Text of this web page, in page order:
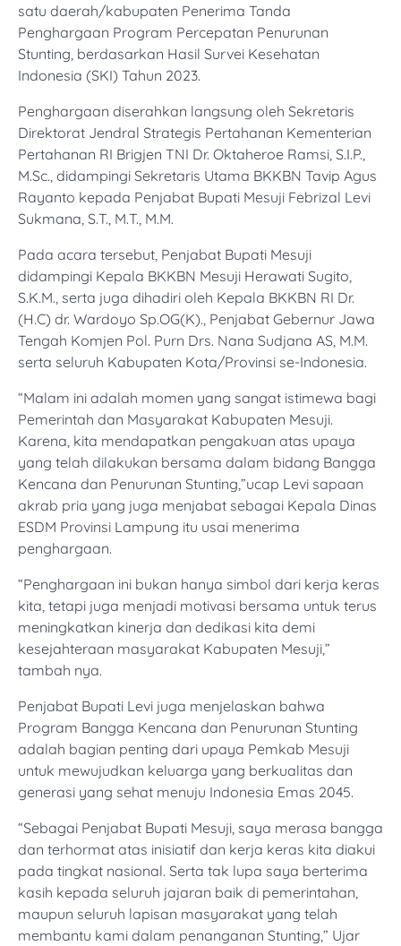
satu daerah/kabupaten Penerima Tanda
Penghargaan Program Percepatan Penurunan
Stunting, berdasarkan Hasil Survei Kesehatan
Indonesia (SKI) Tahun 2023.
Penghargaan diserahkan langsung oleh Sekretaris
Direktorat Jendral Strategis Pertahanan Kementerian
Pertahanan RI Brigjen TNI Dr. Oktaheroe Ramsi, S.I.P.,
M.Sc., didampingi Sekretaris Utama BKKBN Tavip Agus
Rayanto kepada Penjabat Bupati Mesuji Febrizal Levi
Sukmana, S.T., M.T., M.M.
Pada acara tersebut, Penjabat Bupati Mesuji
didampingi Kepala BKKBN Mesuji Herawati Sugito,
S.K.M., serta juga dihadiri oleh Kepala BKKBN RI Dr.
(H.C) dr. Wardoyo Sp.OG(K)., Penjabat Gebernur Jawa
Tengah Komjen Pol. Purn Drs. Nana Sudjana AS, M.M.
serta seluruh Kabupaten Kota/Provinsi se-Indonesia.
“Malam ini adalah momen yang sangat istimewa bagi
Pemerintah dan Masyarakat Kabupaten Mesuji.
Karena, kita mendapatkan pengakuan atas upaya
yang telah dilakukan bersama dalam bidang Bangga
Kencana dan Penurunan Stunting,”ucap Levi sapaan
akrab pria yang juga menjabat sebagai Kepala Dinas
ESDM Provinsi Lampung itu usai menerima
penghargaan.
“Penghargaan ini bukan hanya simbol dari kerja keras
kita, tetapi juga menjadi motivasi bersama untuk terus
meningkatkan kinerja dan dedikasi kita demi
kesejahteraan masyarakat Kabupaten Mesuji,”
tambah nya.
Penjabat Bupati Levi juga menjelaskan bahwa
Program Bangga Kencana dan Penurunan Stunting
adalah bagian penting dari upaya Pemkab Mesuji
untuk mewujudkan keluarga yang berkualitas dan
generasi yang sehat menuju Indonesia Emas 2045.
“Sebagai Penjabat Bupati Mesuji, saya merasa bangga
dan terhormat atas inisiatif dan kerja keras kita diakui
pada tingkat nasional. Serta tak lupa saya berterima
kasih kepada seluruh jajaran baik di pemerintahan,
maupun seluruh lapisan masyarakat yang telah
membantu kami dalam penanganan Stunting,” Ujar